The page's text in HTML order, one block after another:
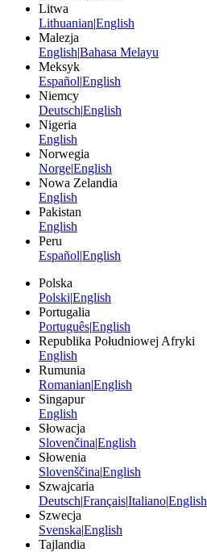
Litwa
Lithuanian|English
Malezja
English|Bahasa Melayu
Meksyk
Español|English
Niemcy
Deutsch|English
Nigeria
English
Norwegia
Norge|English
Nowa Zelandia
English
Pakistan
English
Peru
Español|English
Polska
Polski|English
Portugalia
Português|English
Republika Południowej Afryki
English
Rumunia
Romanian|English
Singapur
English
Słowacja
Slovenčina|English
Słowenia
Slovenščina|English
Szwajcaria
Deutsch|Français|Italiano|English
Szwecja
Svenska|English
Tajlandia